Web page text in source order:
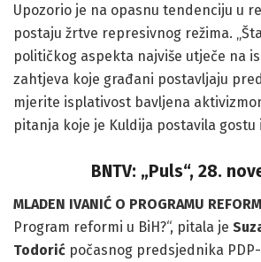
Upozorio je na opasnu tendenciju u
postaju žrtve represivnog režima.
političkog aspekta najviše utječe na
zahtjeva koje građani postavljaju pred
mjerite isplativost bavljena
pitanja koje je Kuldija postavila gostu
BNTV: „Puls“, 28.
MLADEN IVANIĆ O PROGRAMU
Program reformi u BiH?“, pitala je
Todorić počasnog predsjednika